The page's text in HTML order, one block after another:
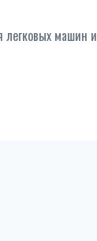
легковых машин и